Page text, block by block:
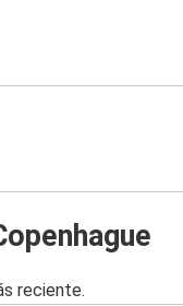
reciente.